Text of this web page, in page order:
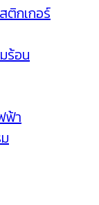
กเกอร์
ร้อน
ฟ้า